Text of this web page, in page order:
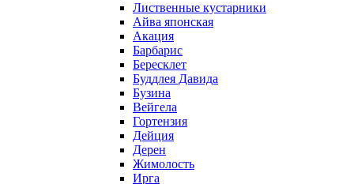
Лиственные кустарники
Айва японская
Акация
Барбарис
Бересклет
Буддлея Давида
Бузина
Вейгела
Гортензия
Дейция
Дерен
Жимолость
Ирга